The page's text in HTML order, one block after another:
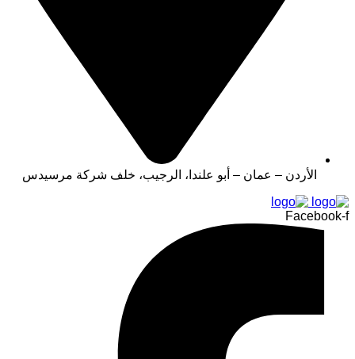
الأردن – عمان – أبو علندا، الرجيب، خلف شركة مرسيدس
Facebook-f